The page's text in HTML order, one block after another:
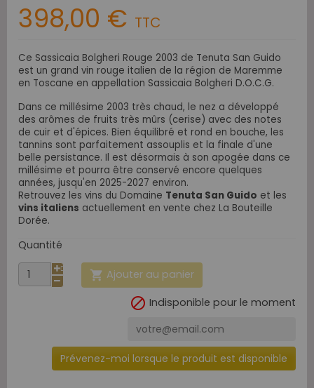
398,00 € TTC
Ce Sassicaia Bolgheri Rouge 2003 de Tenuta San Guido
est un grand vin rouge italien de la région de Maremme
en Toscane en appellation Sassicaia Bolgheri D.O.C.G.
Dans ce millésime 2003 très chaud, le nez a développé
des arômes de fruits très mûrs (cerise) avec des notes
de cuir et d'épices. Bien équilibré et rond en bouche, les
tannins sont parfaitement assouplis et la finale d'une
belle persistance. Il est désormais à son apogée dans ce
millésime et pourra être conservé encore quelques
années, jusqu'en 2025-2027 environ.
Retrouvez les vins du Domaine Tenuta San Guido et les
vins italiens actuellement en vente chez La Bouteille
Dorée.
Quantité
 Ajouter au panier
 Indisponible pour le moment
Prévenez-moi lorsque le produit est disponible